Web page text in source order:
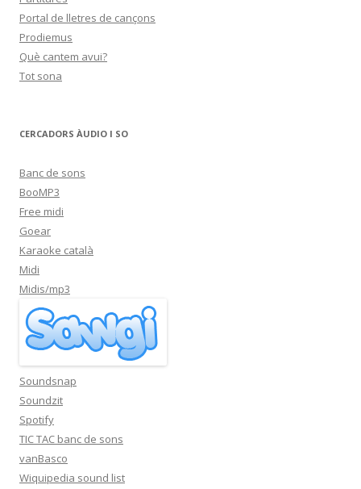
Portal de lletres de cançons
Prodiemus
Què cantem avui?
Tot sona
CERCADORS ÀUDIO I SO
Banc de sons
BooMP3
Free midi
Goear
Karaoke català
Midi
Midis/mp3
Soundsnap
Soundzit
Spotify
TIC TAC banc de sons
vanBasco
Wiquipedia sound list